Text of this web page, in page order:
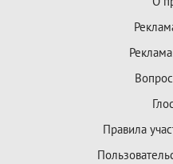
Правила